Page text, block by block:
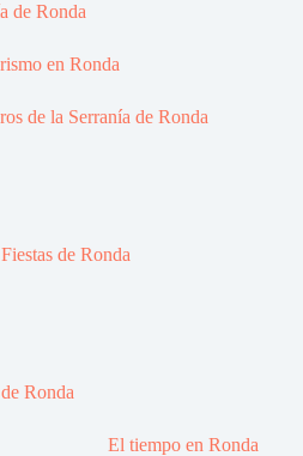
de Ronda
en Ronda
de la Serranía de Ronda
de Ronda
Ronda
El tiempo en Ronda